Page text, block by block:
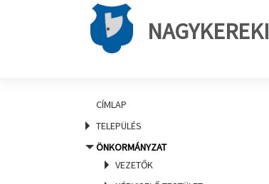
NAGYKEREKI
CÍMLAP
TELEPÜLÉS
ÖNKORMÁNYZAT
VEZETŐK